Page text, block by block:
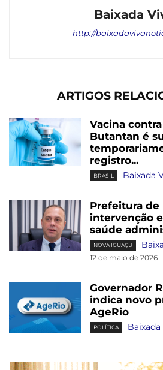
Baixada
http://
ARTIGOS
Vacina
Butantan é
registro...
BRASIL Baixada
Prefeitura de
intervenção
saúde
NOVA IGUAÇU
12 de maio de 2026
Governador
indica novo
AgeRio
POLÍTICA Baixada